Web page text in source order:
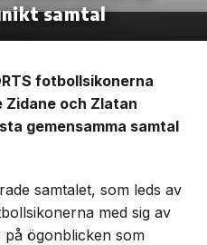
samtal
fotbollsikonerna
Zidane och Zlatan
gemensamma samtal
samtalet, som leds av
med sig av
ögonblicken som